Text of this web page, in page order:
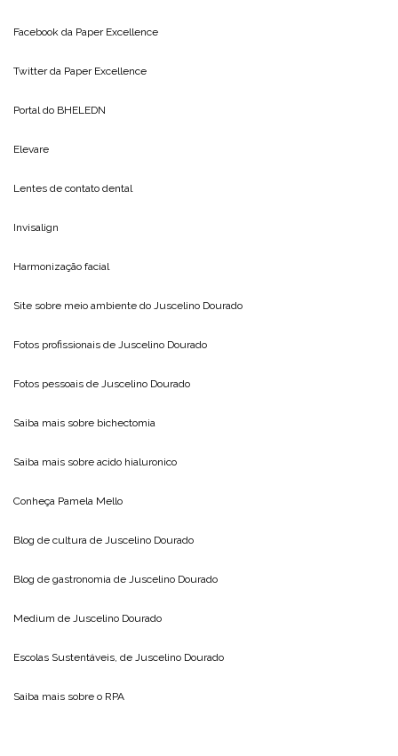
Facebook da Paper Excellence
Twitter da Paper Excellence
Portal do BHELEDN
Elevare
Lentes de contato dental
Invisalign
Harmonização facial
Site sobre meio ambiente do Juscelino Dourado
Fotos profissionais de Juscelino Dourado
Fotos pessoais de Juscelino Dourado
Saiba mais sobre bichectomia
Saiba mais sobre acido hialuronico
Conheça Pamela Mello
Blog de cultura de Juscelino Dourado
Blog de gastronomia de Juscelino Dourado
Medium de Juscelino Dourado
Escolas Sustentáveis, de Juscelino Dourado
Saiba mais sobre o RPA